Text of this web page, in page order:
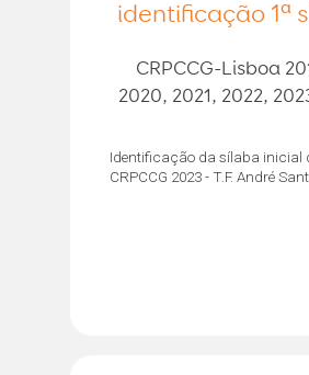
identificação 1ª
CRPCCG-Lisboa
2020, 2021, 2022,
Identificação da sílaba inicial
CRPCCG 2023 - T.F. André